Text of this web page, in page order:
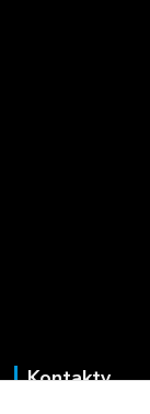
Kontakty